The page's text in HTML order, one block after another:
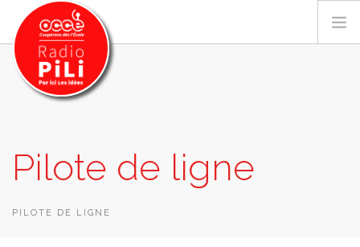
GRILLE DES PROGRAMMES
EMISSIONS / PODCASTS
Pilote de ligne
PILOTE DE LIGNE